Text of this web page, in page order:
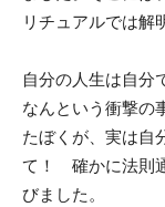
リチュアルでは解
自分の人生は自分
なんという衝撃の
たぼくが、実は自
て！ 確かに法則
びました。